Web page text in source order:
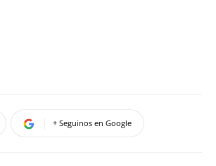
+ Seguinos en Google